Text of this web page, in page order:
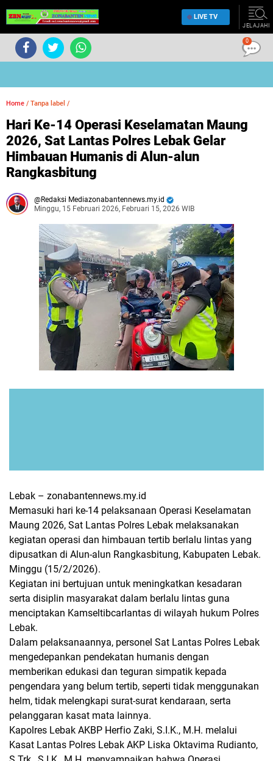
LIVE TV
JELAJAHI
Home / Tanpa label /
Hari Ke-14 Operasi Keselamatan Maung
2026, Sat Lantas Polres Lebak Gelar
Himbauan Humanis di Alun-alun
Rangkasbitung
Redaksi Mediazonabantennews.my.id
Minggu, 15 Februari 2026, Februari 15, 2026 WIB
Lebak – zonabantennews.my.id
Memasuki hari ke-14 pelaksanaan Operasi Keselamatan
Maung 2026, Sat Lantas Polres Lebak melaksanakan
kegiatan operasi dan himbauan tertib berlalu lintas yang
dipusatkan di Alun-alun Rangkasbitung, Kabupaten Lebak.
Minggu (15/2/2026).
Kegiatan ini bertujuan untuk meningkatkan kesadaran
serta disiplin masyarakat dalam berlalu lintas guna
menciptakan Kamseltibcarlantas di wilayah hukum Polres
Lebak.
Dalam pelaksanaannya, personel Sat Lantas Polres Lebak
mengedepankan pendekatan humanis dengan
memberikan edukasi dan teguran simpatik kepada
pengendara yang belum tertib, seperti tidak menggunakan
helm, tidak melengkapi surat-surat kendaraan, serta
pelanggaran kasat mata lainnya.
Kapolres Lebak AKBP Herfio Zaki, S.I.K., M.H. melalui
Kasat Lantas Polres Lebak AKP Liska Oktavima Rudianto,
0